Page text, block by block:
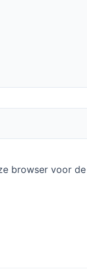
browser voor